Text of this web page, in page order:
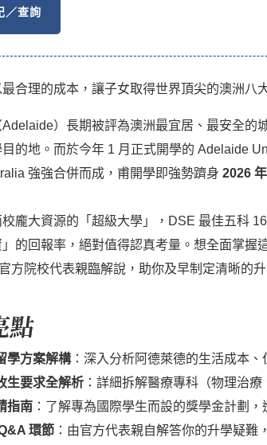
／查詢
合理的成本，讓子女取得世界頂尖的澳洲八
Adelaide）長期被評為澳洲最宜居、最安全
目的地。而於今年 1 月正式開學的 Adelaide
強強合併而成，甫開學即強勢躋身2026
龐大資源的「超級大學」，DSE 最佳五科
」的回報率，絕對值得認真考量。想全面掌
方院校代表親臨解說，助你及早制定清晰的升
點
學方案解構：深入分析阿德萊德的生活成本
生要求全解析 ：詳細拆解醫療專科（物理治
指南 ：了解專為國際學生而設的獎學金計劃
環節 ：由官方代表親自解答你的升學疑難